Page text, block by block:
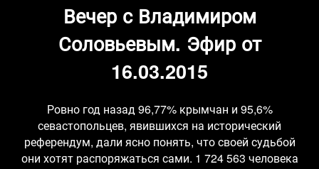
Вечер с Владимиром
Соловьевым. Эфир от
16.03.2015
Ровно год назад 96,77% крымчан и 95,6%
севастопольцев, явившихся на исторический
референдум, дали ясно понять, что своей судьбой
они хотят распоряжаться сами. 1 724 563 человека